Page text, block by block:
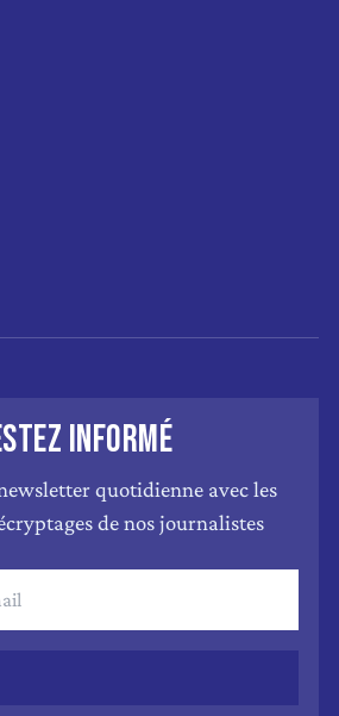
INFORMÉ
quotidienne avec les
de nos journalistes